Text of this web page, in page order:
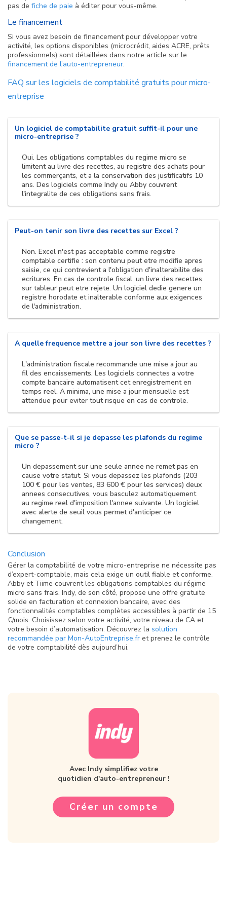
pas de fiche de paie à éditer pour vous-même.
Le financement
Si vous avez besoin de financement pour développer votre
activité, les options disponibles (microcrédit, aides ACRE, prêts
professionnels) sont détaillées dans notre article sur le
financement de l’auto-entrepreneur.
FAQ sur les logiciels de comptabilité gratuits pour micro-
entreprise
Un logiciel de comptabilite gratuit suffit-il pour une
micro-entreprise ?
Oui. Les obligations comptables du regime micro se
limitent au livre des recettes, au registre des achats pour
les commerçants, et a la conservation des justificatifs 10
ans. Des logiciels comme Indy ou Abby couvrent
l'integralite de ces obligations sans frais.
Peut-on tenir son livre des recettes sur Excel ?
Non. Excel n'est pas acceptable comme registre
comptable certifie : son contenu peut etre modifie apres
saisie, ce qui contrevient a l'obligation d'inalterabilite des
ecritures. En cas de controle fiscal, un livre des recettes
sur tableur peut etre rejete. Un logiciel dedie genere un
registre horodate et inalterable conforme aux exigences
de l'administration.
A quelle frequence mettre a jour son livre des recettes ?
L'administration fiscale recommande une mise a jour au
fil des encaissements. Les logiciels connectes a votre
compte bancaire automatisent cet enregistrement en
temps reel. A minima, une mise a jour mensuelle est
attendue pour eviter tout risque en cas de controle.
Que se passe-t-il si je depasse les plafonds du regime
micro ?
Un depassement sur une seule annee ne remet pas en
cause votre statut. Si vous depassez les plafonds (203
100 € pour les ventes, 83 600 € pour les services) deux
annees consecutives, vous basculez automatiquement
au regime reel d'imposition l'annee suivante. Un logiciel
avec alerte de seuil vous permet d'anticiper ce
changement.
Conclusion
Gérer la comptabilité de votre micro-entreprise ne nécessite pas
d’expert-comptable, mais cela exige un outil fiable et conforme.
Abby et Tiime couvrent les obligations comptables du régime
micro sans frais. Indy, de son côté, propose une offre gratuite
solide en facturation et connexion bancaire, avec des
fonctionnalités comptables complètes accessibles à partir de 15
€/mois. Choisissez selon votre activité, votre niveau de CA et
votre besoin d’automatisation. Découvrez la solution
recommandée par Mon-AutoEntreprise.fr et prenez le contrôle
de votre comptabilité dès aujourd’hui.
Avec Indy simplifiez votre
quotidien d'auto-entrepreneur !
Créer un compte